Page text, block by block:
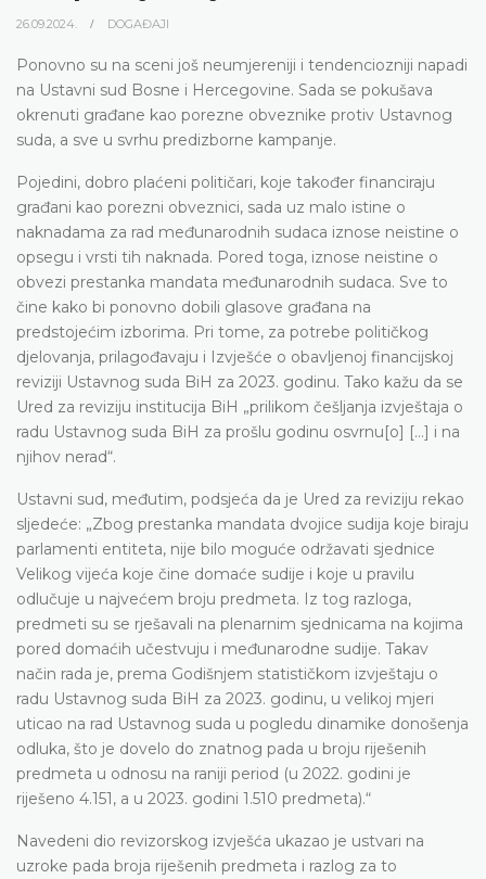
26.09.2024. DOGAĐAJI
Ponovno su na sceni još neumjereniji i tendenciozniji napadi
na Ustavni sud Bosne i Hercegovine. Sada se pokušava
okrenuti građane kao porezne obveznike protiv Ustavnog
suda, a sve u svrhu predizborne kampanje.
Pojedini, dobro plaćeni političari, koje također financiraju
građani kao porezni obveznici, sada uz malo istine o
naknadama za rad međunarodnih sudaca iznose neistine o
opsegu i vrsti tih naknada. Pored toga, iznose neistine o
obvezi prestanka mandata međunarodnih sudaca. Sve to
čine kako bi ponovno dobili glasove građana na
predstojećim izborima. Pri tome, za potrebe političkog
djelovanja, prilagođavaju i Izvješće o obavljenoj financijskoj
reviziji Ustavnog suda BiH za 2023. godinu. Tako kažu da se
Ured za reviziju institucija BiH „prilikom češljanja izvještaja o
radu Ustavnog suda BiH za prošlu godinu osvrnu[o] […] i na
njihov nerad“.
Ustavni sud, međutim, podsjeća da je Ured za reviziju rekao
sljedeće: „Zbog prestanka mandata dvojice sudija koje biraju
parlamenti entiteta, nije bilo moguće održavati sjednice
Velikog vijeća koje čine domaće sudije i koje u pravilu
odlučuje u najvećem broju predmeta. Iz tog razloga,
predmeti su se rješavali na plenarnim sjednicama na kojima
pored domaćih učestvuju i međunarodne sudije. Takav
način rada je, prema Godišnjem statističkom izvještaju o
radu Ustavnog suda BiH za 2023. godinu, u velikoj mjeri
uticao na rad Ustavnog suda u pogledu dinamike donošenja
odluka, što je dovelo do znatnog pada u broju riješenih
predmeta u odnosu na raniji period (u 2022. godini je
riješeno 4.151, a u 2023. godini 1.510 predmeta).“
Navedeni dio revizorskog izvješća ukazao je ustvari na
uzroke pada broja riješenih predmeta i razlog za to